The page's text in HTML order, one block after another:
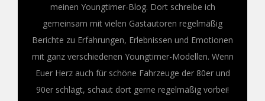
meinen Youngtimer-Blog. Dort schreibe ich
gemeinsam mit vielen Gastautoren regelmäßig
Berichte zu Erfahrungen, Erlebnissen und Emotionen
mit ganz verschiedenen Youngtimer-Modellen. Wenn
Euer Herz auch für schöne Fahrzeuge der 80er und
90er schlägt, schaut dort gerne regelmäßig vorbei!